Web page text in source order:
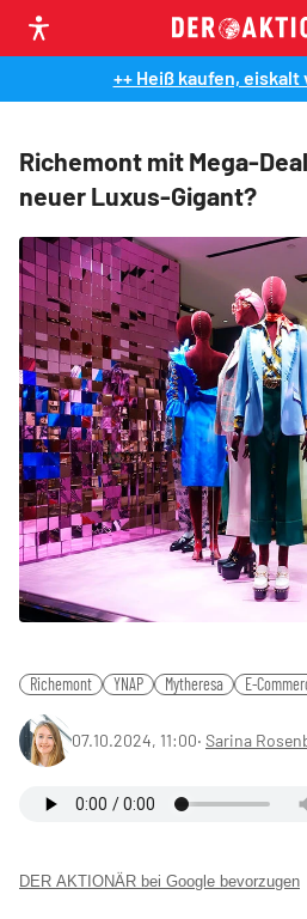
++ Heiß kaufen, eiskalt
Richemont mit Mega-
neuer Luxus-Gigant?
Richemont YNAP Mytheresa E-
07.10.2024, 11:00‧ Sarina
DER AKTIONÄR bei Google bevorzugen